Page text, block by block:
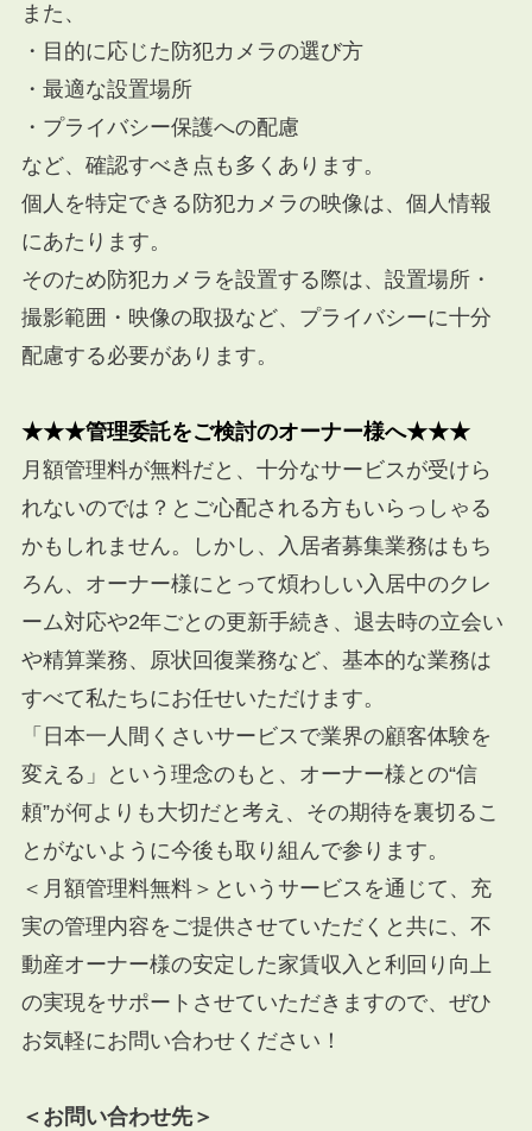
また、
・目的に応じた防犯カメラの選び方
・最適な設置場所
・プライバシー保護への配慮
など、確認すべき点も多くあります。
個人を特定できる防犯カメラの映像は、個人情報
にあたります。
そのため防犯カメラを設置する際は、設置場所・
撮影範囲・映像の取扱など、プライバシーに十分
配慮する必要があります。
★★★管理委託をご検討のオーナー様へ★★★
月額管理料が無料だと、十分なサービスが受けら
れないのでは？とご心配される方もいらっしゃる
かもしれません。しかし、入居者募集業務はもち
ろん、オーナー様にとって煩わしい入居中のクレ
ーム対応や2年ごとの更新手続き、退去時の立会い
や精算業務、原状回復業務など、基本的な業務は
すべて私たちにお任せいただけます。
「日本一人間くさいサービスで業界の顧客体験を
変える」という理念のもと、オーナー様との“信
頼”が何よりも大切だと考え、その期待を裏切るこ
とがないように今後も取り組んで参ります。
＜月額管理料無料＞というサービスを通じて、充
実の管理内容をご提供させていただくと共に、不
動産オーナー様の安定した家賃収入と利回り向上
の実現をサポートさせていただきますので、ぜひ
お気軽にお問い合わせください！
＜お問い合わせ先＞